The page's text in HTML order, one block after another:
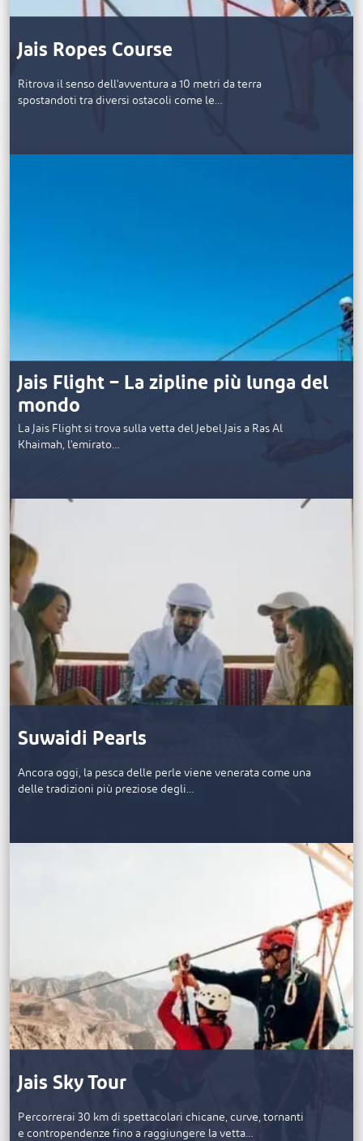
Jais Ropes Course
Ritrova il senso dell'avventura a 10 metri da terra
spostandoti tra diversi ostacoli come le…
Jais Flight – La zipline più lunga del
mondo
La Jais Flight si trova sulla vetta del Jebel Jais a Ras Al
Khaimah, l'emirato…
Suwaidi Pearls
Ancora oggi, la pesca delle perle viene venerata come una
delle tradizioni più preziose degli…
Jais Sky Tour
Percorrerai 30 km di spettacolari chicane, curve, tornanti
e contropendenze fino a raggiungere la vetta…